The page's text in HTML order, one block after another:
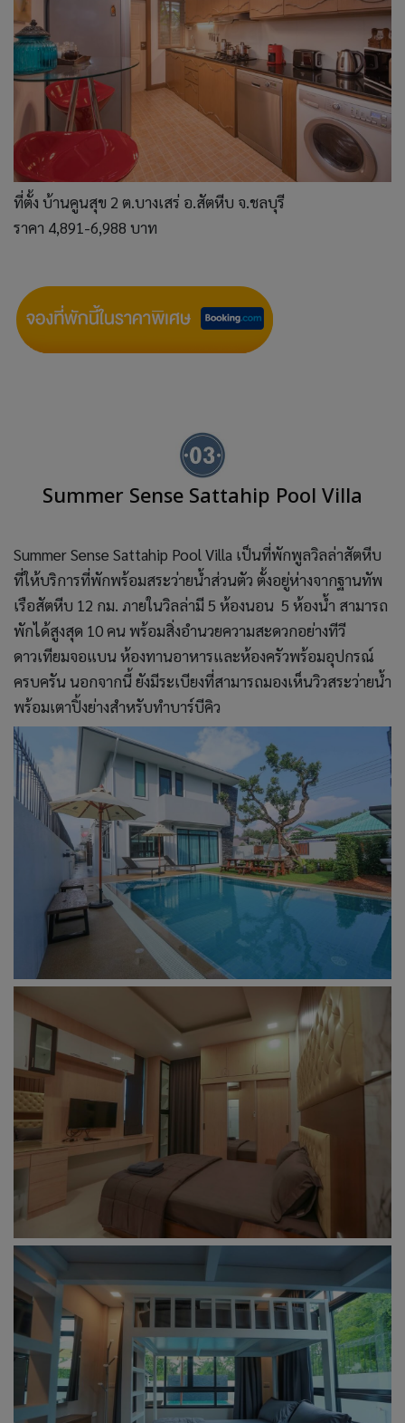
ที่ตั้ง บ้านคูนสุข 2 ต.บางเสร่ อ.สัตหีบ จ.ชลบุรี
ราคา 4,891-6,988 บาท
Summer Sense Sattahip Pool Villa
Summer Sense Sattahip Pool Villa เป็นที่พักพูลวิลล่าสัตหีบ
ที่ให้บริการที่พักพร้อมสระว่ายน้ำส่วนตัว ตั้งอยู่ห่างจากฐานทัพ
เรือสัตหีบ 12 กม. ภายในวิลล่ามี 5 ห้องนอน 5 ห้องน้ำ สามารถ
พักได้สูงสุด 10 คน พร้อมสิ่งอำนวยความสะดวกอย่างทีวี
ดาวเทียมจอแบน ห้องทานอาหารและห้องครัวพร้อมอุปกรณ์
ครบครัน นอกจากนี้ ยังมีระเบียงที่สามารถมองเห็นวิวสระว่ายน้ำ
พร้อมเตาปิ้งย่างสำหรับทำบาร์บีคิว